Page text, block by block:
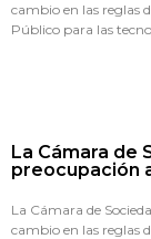
cambio en las reglas
Público para las
La Cámara de
preocupación
La Cámara de
cambio en las reglas